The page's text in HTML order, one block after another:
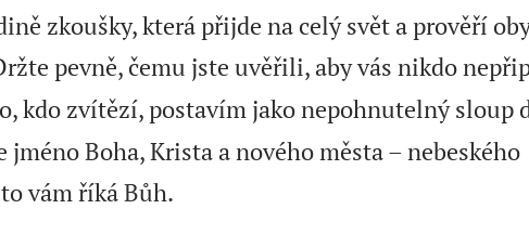
zkoušky, která přijde na celý svět a prověří
pevně, čemu jste uvěřili, aby vás nikdo
kdo zvítězí, postavím jako nepohnutelný sloup
jméno Boha, Krista a nového města – nebeského
vám říká Bůh.